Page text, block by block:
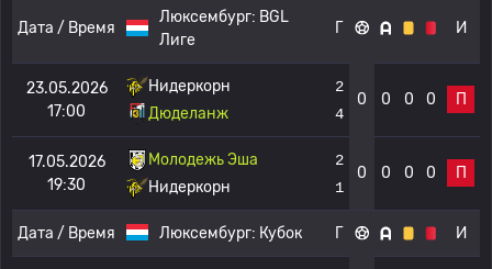
Дата / Время
Люксембург: BGL
Лиге
Г И
23.05.2026
17:00
Нидеркорн
Дюделанж
2
4
0 0 0 0 П
17.05.2026
19:30
Молодежь Эша
Нидеркорн
2
1
0 0 0 0 П
Дата / Время Люксембург: Кубок Г И